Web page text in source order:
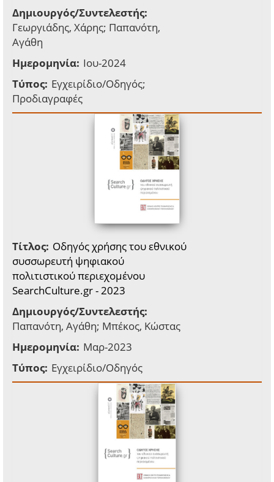
Δημιουργός/Συντελεστής:
Γεωργιάδης, Χάρης; Παπανότη,
Αγάθη
Ημερομηνία: Ιου-2024
Τύπος: Εγχειρίδιο/Οδηγός;
Προδιαγραφές
Τίτλος: Οδηγός χρήσης του εθνικού
συσσωρευτή ψηφιακού
πολιτιστικού περιεχομένου
SearchCulture.gr - 2023
Δημιουργός/Συντελεστής:
Παπανότη, Αγάθη; Μπέκος, Κώστας
Ημερομηνία: Μαρ-2023
Τύπος: Εγχειρίδιο/Οδηγός